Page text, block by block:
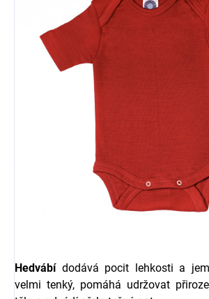
Hedvábídodává pocit lehkosti a
velmi tenký, pomáhá udržovat